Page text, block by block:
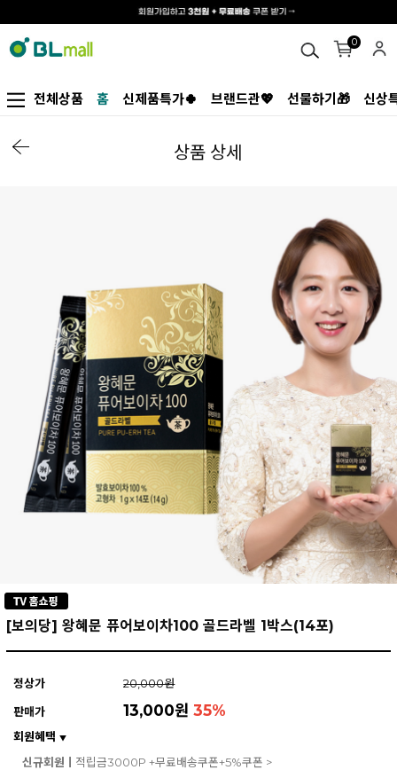
0
전체상품 홈 신제품특가🍀 브랜드관💖 선물하기🎁 신상
상품 상세
[보의당] 왕혜문 퓨어보이차100 골드라벨 1박스(14포)
정상가
20,000원
판매가
13,000원35%
회원혜택 ▼
신규회원ㅣ 적립금3000P +무료배송쿠폰+5%쿠폰 >